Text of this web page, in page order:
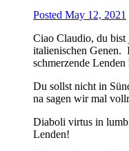
Posted May 12, 2021
Ciao Claudio, du bist
italienischen Genen.
schmerzende
Du sollst nicht in
na sagen wir mal
Diaboli virtus in
Lenden!